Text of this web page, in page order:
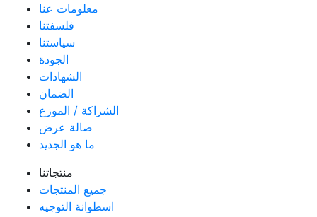
معلومات عنا
فلسفتنا
سياستنا
الجودة
الشهادات
الضمان
الشراكة / الموزع
صالة عرض
ما هو الجديد
منتجاتنا
جميع المنتجات
اسطوانة التوجيه